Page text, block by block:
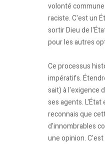
volonté
raciste. C'est un
sortir Dieu de
pour les autres
Ce processus
impératifs.
sait) à l'exigence
ses agents.
reconnais que
d'innombrables
une opinion.